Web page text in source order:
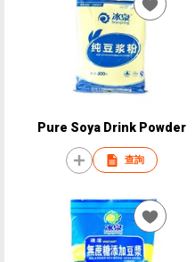
Pure Soya Drink Powder
查詢